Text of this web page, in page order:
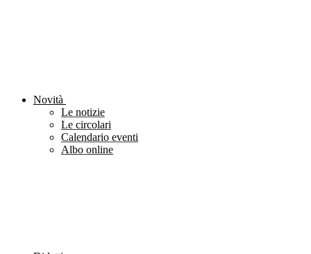
Novità
Le notizie
Le circolari
Calendario eventi
Albo online